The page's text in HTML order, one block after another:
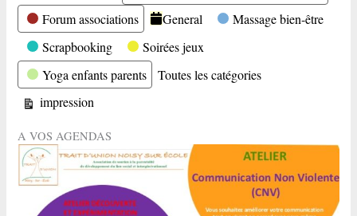
Forum associations
General
Massage bien-être
Scrapbooking
Soirées jeux
Yoga enfants parents
Toutes les catégories
Vue
impression
A VOS AGENDAS